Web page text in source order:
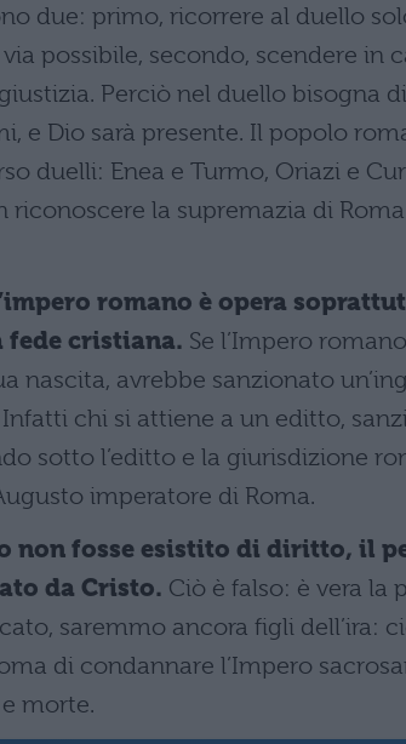
due: primo, ricorrere al duello
possibile, secondo, scendere in
Perciò nel duello bisogna
e Dio sarà presente. Il popolo
duelli: Enea e Turmo, Oriazi e
riconoscere la supremazia di
romano è opera
fede cristiana. Se l’Impero
nascita, avrebbe sanzionato
chi si attiene a un editto,
sotto l’editto e la giurisdizione
imperatore di Roma.
non fosse esistito di diritto, il
da Cristo. Ciò è falso: è vera la
saremmo ancora figli dell’ira:
di condannare l’Impero
morte.